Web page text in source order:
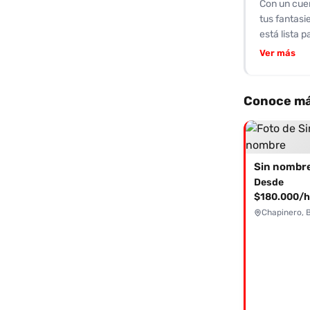
Con un
tus
está lista
chica que,
buena
ella
cómo
mensaje
Ver más
Conoce
Sin
Desde
$180.000/
Chapinero,